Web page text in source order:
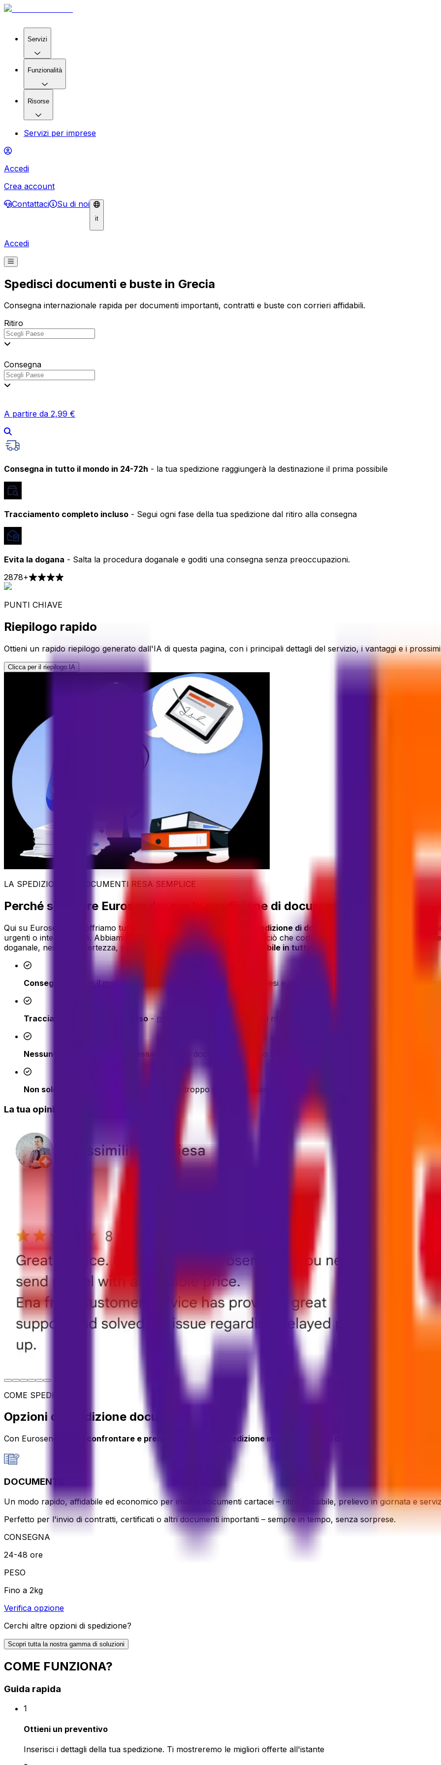
Servizi
Funzionalità
Risorse
Servizi per imprese
Accedi
Crea account
Contattaci
Su di noi
it
Accedi
Spedisci documenti e buste in Grecia
Consegna internazionale rapida per documenti importanti, contratti e buste con corrieri affidabili.
Ritiro
Consegna
A partire da 2,99 €
Consegna in tutto il mondo in 24-72h - la tua spedizione raggiungerà la destinazione il prima possibile
Tracciamento completo incluso - Segui ogni fase della tua spedizione dal ritiro alla consegna
Evita la dogana - Salta la procedura doganale e goditi una consegna senza preoccupazioni.
2878+
PUNTI CHIAVE
Riepilogo rapido
Ottieni un rapido riepilogo generato dall'IA di questa pagina, con i principali dettagli del servizio, i vantaggi e i
Clicca per il riepilogo IA
LA SPEDIZIONE DI DOCUMENTI RESA SEMPLICE
Perché scegliere Eurosender per la spedizione di documenti?
Qui su Eurosender, ti offriamo tutto ciò di cui hai bisogno per una spedizione di documenti senza stress
, con
urgenti o internazionali. Abbiamo costruito il nostro servizio attorno a ciò che conta di più:
doganale, nessuna incertezza, solo una
spedizione documenti affidabile in tutto il mondo
Consegna in tutto il mondo in 24-72h - spediamo in oltre 200 paesi e territori, tra cui Grecia, in meno di 3
Tracciamento completo incluso -monitora la tua spedizione dal ritiro alla consegna con un numero di
Nessuno sdoganamento necessario - i tuoi documenti vengono spediti in Grecia via aerea e non passano per
Non solo buste - se i tuoi documenti sono troppo grandi o pesanti per una busta, il nostro
La tua opinione conta
COME SPEDIRE
Opzioni di spedizione documenti
Con Eurosender puoi confrontare e prenotare servizi di spedizione internazionale di documenti
DOCUMENTS
Un modo rapido, affidabile ed economico per inviare documenti cartacei – ritiro flessibile, prelievo in giornata e
Perfetto per l'invio di contratti, certificati o altri documenti importanti – sempre in tempo, senza sorprese.
CONSEGNA
24-48 ore
PESO
Fino a 2kg
Verifica opzione
Cerchi altre opzioni di spedizione?
Scopri tutta la nostra gamma di soluzioni
COME FUNZIONA?
Guida rapida
1
Ottieni un preventivo
Inserisci i dettagli della tua spedizione. Ti mostreremo le migliori offerte all'istante